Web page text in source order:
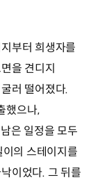
부터 희생자를
을 견디지
러 떨어졌다.
했으나,
은 일정을 모두
의 스테이지를
이었다. 그 뒤를